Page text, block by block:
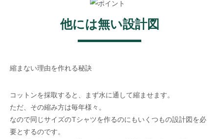
他には無い設計図
縮まない理由を作れる秘訣
コットンを採取すると、まず水に通して縮ませます。
ただ、その縮み方は毎年様々。
なので同じサイズのTシャツを作るのにもいくつもの設計図を必
要とするのです。